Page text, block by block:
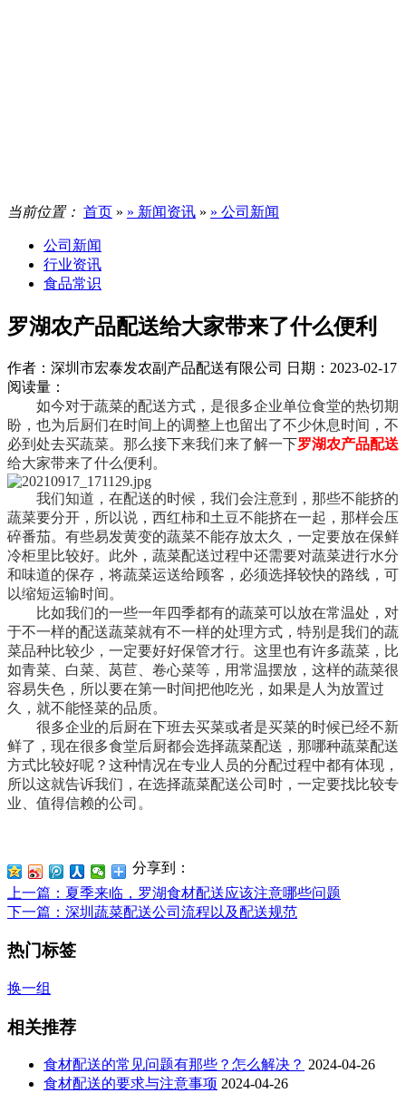
当前位置： 首页 » » 新闻资讯 » » 公司新闻
公司新闻
行业资讯
食品常识
罗湖农产品配送给大家带来了什么便利
作者：深圳市宏泰发农副产品配送有限公司
日期：2023-02-17
阅读量：
如今对于蔬菜的配送方式，是很多企业单位食堂的热切期
盼，也为后厨们在时间上的调整上也留出了不少休息时间，不
必到处去买蔬菜。那么接下来我们来了解一下罗湖农产品配送
给大家带来了什么便利。
我们知道，在配送的时候，我们会注意到，那些不能挤的
蔬菜要分开，所以说，西红柿和土豆不能挤在一起，那样会压
碎番茄。有些易发黄变的蔬菜不能存放太久，一定要放在保鲜
冷柜里比较好。此外，蔬菜配送过程中还需要对蔬菜进行水分
和味道的保存，将蔬菜运送给顾客，必须选择较快的路线，可
以缩短运输时间。
比如我们的一些一年四季都有的蔬菜可以放在常温处，对
于不一样的配送蔬菜就有不一样的处理方式，特别是我们的蔬
菜品种比较少，一定要好好保管才行。这里也有许多蔬菜，比
如青菜、白菜、莴苣、卷心菜等，用常温摆放，这样的蔬菜很
容易失色，所以要在第一时间把他吃光，如果是人为放置过
久，就不能怪菜的品质。
很多企业的后厨在下班去买菜或者是买菜的时候已经不新
鲜了，现在很多食堂后厨都会选择蔬菜配送，那哪种蔬菜配送
方式比较好呢？这种情况在专业人员的分配过程中都有体现，
所以这就告诉我们，在选择蔬菜配送公司时，一定要找比较专
业、值得信赖的公司。
分享到：
上一篇 ：夏季来临，罗湖食材配送应该注意哪些问题
下一篇 ：深圳蔬菜配送公司流程以及配送规范
热门标签
换一组
相关推荐
食材配送的常见问题有那些？怎么解决？ 2024-04-26
食材配送的要求与注意事项 2024-04-26